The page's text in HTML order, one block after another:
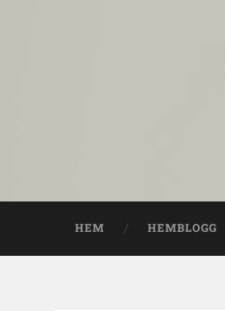
HEM HEMBLOGG